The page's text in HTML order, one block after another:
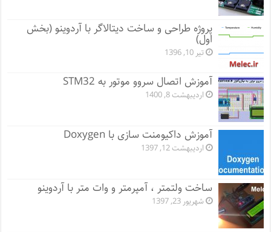
پروژه طراحی و ساخت دیتالاگر با آردوینو (بخش
اول)
تیر 10, 1396
آموزش اتصال سروو موتور به STM32
اردیبهشت 8, 1400
آموزش داکیومنت سازی با Doxygen
اردیبهشت 12, 1397
ساخت ولتمتر ، آمپرمتر و وات متر با آردوینو
شهریور 23, 1397